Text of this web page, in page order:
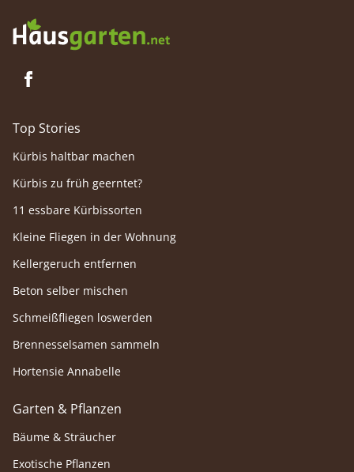
Top Stories
Kürbis haltbar machen
Kürbis zu früh geerntet?
11 essbare Kürbissorten
Kleine Fliegen in der Wohnung
Kellergeruch entfernen
Beton selber mischen
Schmeißfliegen loswerden
Brennesselsamen sammeln
Hortensie Annabelle
Garten & Pflanzen
Bäume & Sträucher
Exotische Pflanzen